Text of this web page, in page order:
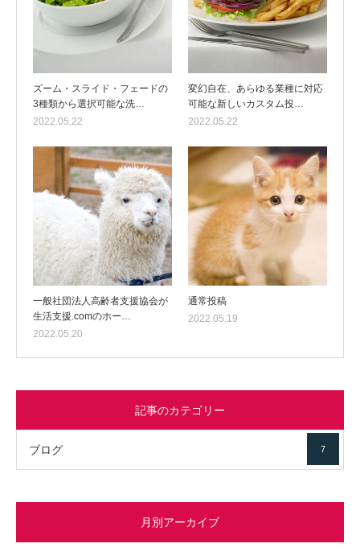
ズーム・スライド・フェードの
3種類から選択可能な洗…
2022.05.22
変幻自在、あらゆる業種に対応
可能な新しいカスタム投…
2022.05.22
一般社団法人高齢者支援協会が
生活支援.comのホー…
2022.05.20
通常投稿
2022.05.19
記事のカテゴリー
ブログ 7
月別アーカイブ